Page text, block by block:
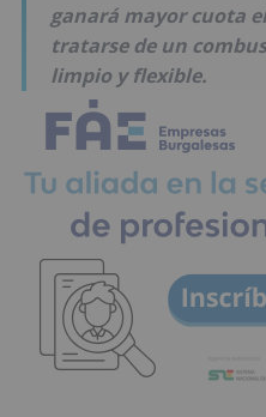
ganará mayor cuota
tratarse de un
limpio y flexible.